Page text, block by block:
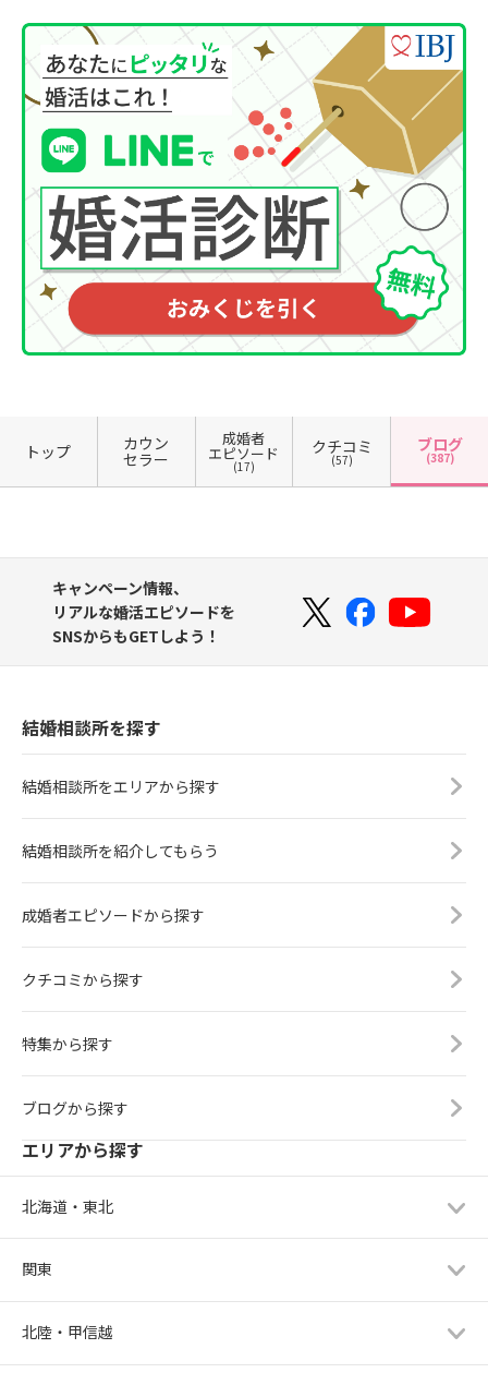
トップ カウン
セラー
成婚者
エピソード
(17)
クチコミ
(57)
ブログ
(387)
キャンペーン情報、
リアルな婚活エピソードを
SNSからもGETしよう！
結婚相談所を探す
結婚相談所をエリアから探す
結婚相談所を紹介してもらう
成婚者エピソードから探す
クチコミから探す
特集から探す
ブログから探す
エリアから探す
北海道・東北
関東
北陸・甲信越